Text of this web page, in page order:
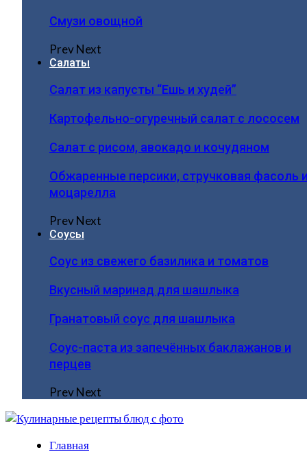
Смузи овощной
PrevNext
Салаты
Салат из капусты “Ешь и худей”
Картофельно-огуречный салат с лососем
Салат с рисом, авокадо и кочудяном
Обжаренные персики, стручковая фасоль
моцарелла
PrevNext
Соусы
Соус из свежего базилика и томатов
Вкусный маринад для шашлыка
Гранатовый соус для шашлыка
Соус-паста из запечённых баклажанов и
перцев
PrevNext
Главная